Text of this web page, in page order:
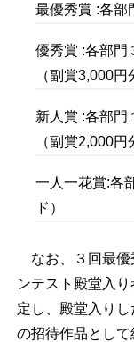
最優秀賞 :各部
優秀賞 :各部門
（副賞3,000円
新人賞 :各部門
（副賞2,000円
一人一花賞:各
ド）
なお、３回最優
ンテスト殿堂入り
定し、殿堂入り
の招待作品とし